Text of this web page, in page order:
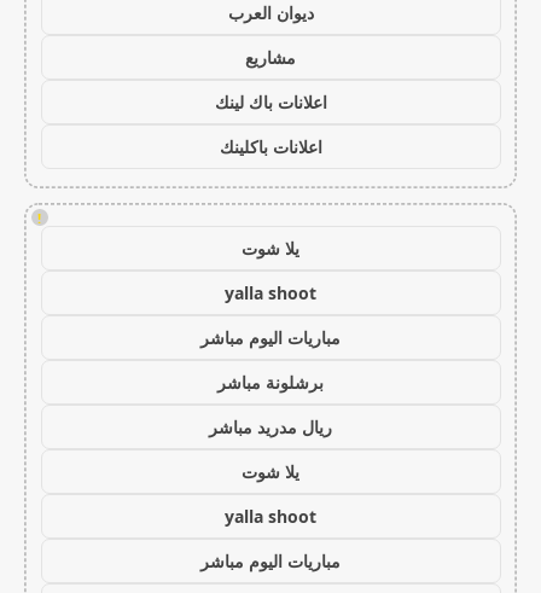
ديوان العرب
مشاريع
اعلانات باك لينك
اعلانات باكلينك
!
يلا شوت
yalla shoot
مباريات اليوم مباشر
برشلونة مباشر
ريال مدريد مباشر
يلا شوت
yalla shoot
مباريات اليوم مباشر